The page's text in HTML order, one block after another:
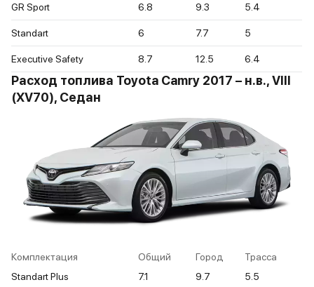
GR Sport 6.8 9.3 5.4
Standart 6 7.7 5
Executive Safety 8.7 12.5 6.4
Расход топлива Toyota Camry 2017 – н.в., VIII
(XV70), Седан
Комплектация Общий Город
Трасса
Standart Plus
7.1 9.7 5.5